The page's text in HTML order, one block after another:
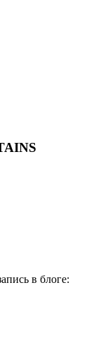
в блоге: